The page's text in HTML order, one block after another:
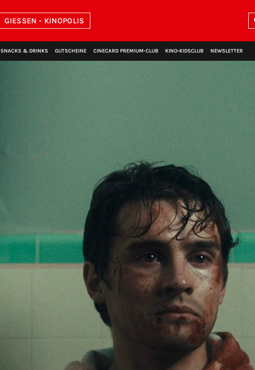
GIESSEN - KINOPOLIS
SNACKS & DRINKS GUTSCHEINE CINECARD PREMIUM‑CLUB KINO‑KIDSCLUB NEWSLETTER